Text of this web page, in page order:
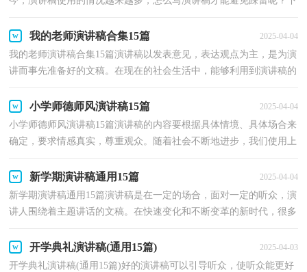
我的老师演讲稿合集15篇 2025-04-04
我的老师演讲稿合集15篇演讲稿以发表意见，表达观点为主，是为演
讲而事先准备好的文稿。在现在的社会生活中，能够利用到演讲稿的
小学师德师风演讲稿15篇 2025-04-04
小学师德师风演讲稿15篇演讲稿的内容要根据具体情境、具体场合来
确定，要求情感真实，尊重观众。随着社会不断地进步，我们使用上
新学期演讲稿通用15篇 2025-04-04
新学期演讲稿通用15篇演讲稿是在一定的场合，面对一定的听众，演
讲人围绕着主题讲话的文稿。在快速变化和不断变革的新时代，很多
开学典礼演讲稿(通用15篇) 2025-04-03
开学典礼演讲稿(通用15篇)好的演讲稿可以引导听众，使听众能更好